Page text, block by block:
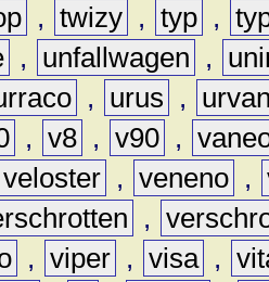
, twizy , typ ,
, unfallwagen ,
, urus ,
, v8 , v90 ,
veloster , veneno ,
,
, viper , visa ,